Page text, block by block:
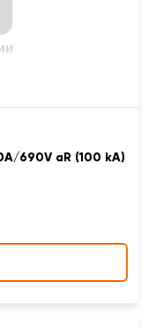
690V aR (100 kA)